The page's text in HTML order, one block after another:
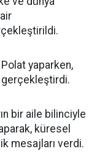
yaparken,
gerçekleştirdi.
bir aile bilinciyle
küresel
mesajları verdi.